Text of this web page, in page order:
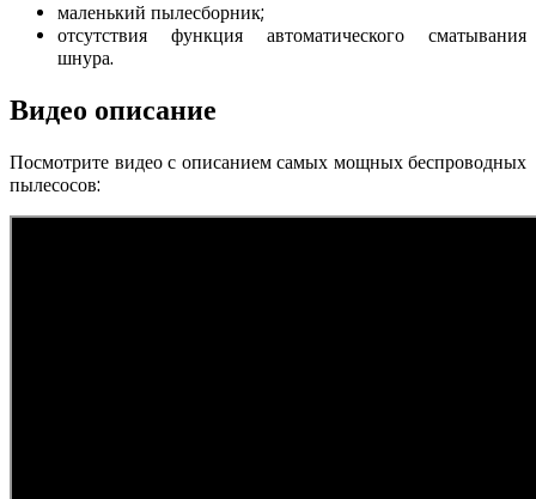
маленький пылесборник;
отсутствия функция автоматического сматывания
шнура.
Видео описание
Посмотрите видео с описанием самых мощных беспроводных
пылесосов: